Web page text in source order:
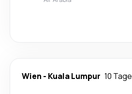
Wien - Kuala Lumpur 10 Tage